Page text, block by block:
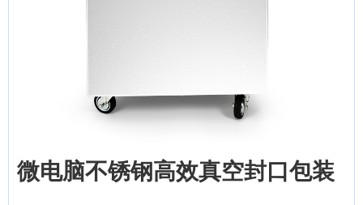
微电脑不锈钢高效真空封口包装